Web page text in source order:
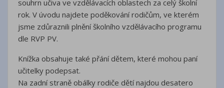
souhrn učiva ve vzdělávacích oblastech za celý školní
rok. V úvodu najdete poděkování rodičům, ve kterém
jsme zdůraznili plnění školního vzdělávacího programu
dle RVP PV.
Knížka obsahuje také přání dětem, které mohou paní
učitelky podepsat.
Na zadní straně obálky rodiče dětí najdou desatero